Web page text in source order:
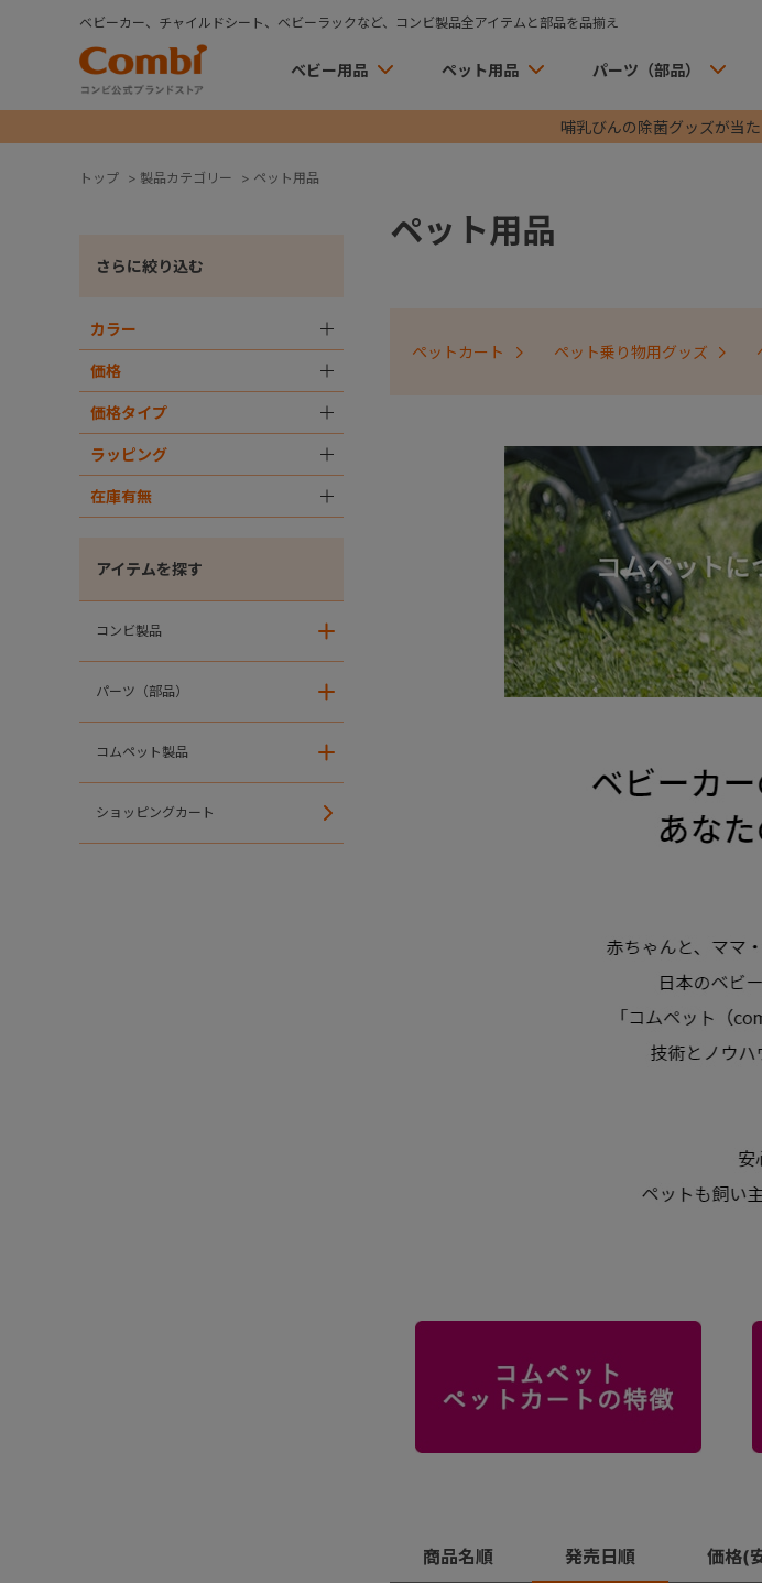
ベビーカー、チャイルドシート、ベビーラックなど、コンビ製品全アイテムと部品を品揃え
ベビー用品 ペット用品 パーツ（部品）
哺乳びんの除菌グッズが当
トップ > 製品カテゴリー > ペット用品
さらに絞り込む
カラー
価格
価格タイプ
ラッピング
在庫有無
アイテムを探す
コンビ製品
パーツ（部品）
コムペット製品
ショッピングカート
ペット用品
ペットカート ペット乗り物用グッズ
商品名順 発売日順 価格(